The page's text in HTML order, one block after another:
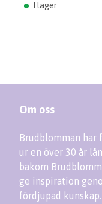
I lager
Om oss
Brudblomman har
ur en över 30 år
bakom
ge inspiration
fördjupad kunskap.